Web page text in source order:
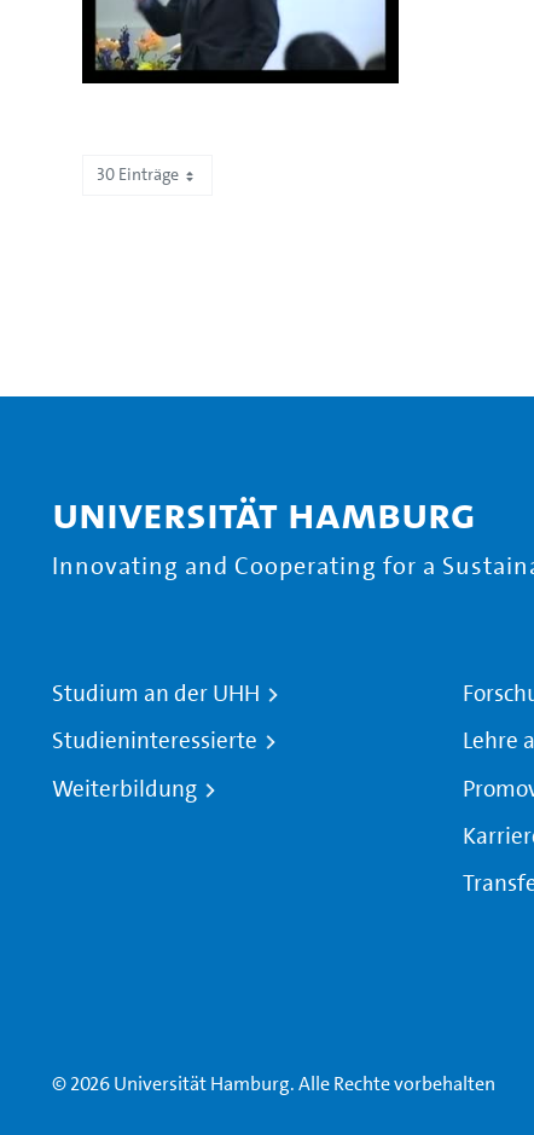
30 Einträge
Universität Hamburg
Innovating and Cooperating for a
Studium an der UHH
Studieninteressierte
Weiterbildung
Lehre
© 2026 Universität Hamburg. Alle Rechte vorbehalten